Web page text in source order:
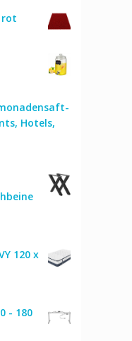
rot
Hotels,
120 x
- 180